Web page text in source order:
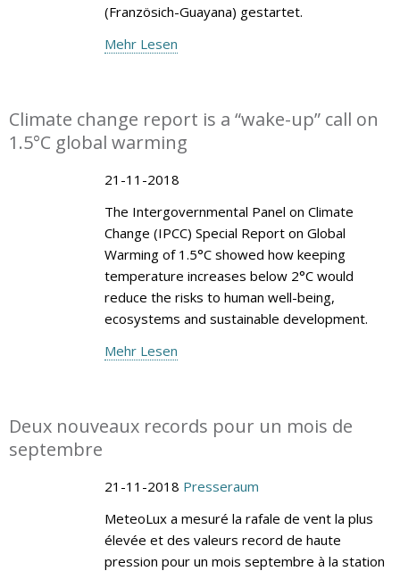
(Französich-Guayana) gestartet.
Mehr Lesen
Climate change report is a “wake-up” call on
1.5°C global warming
21-11-2018
The Intergovernmental Panel on Climate
Change (IPCC) Special Report on Global
Warming of 1.5°C showed how keeping
temperature increases below 2°C would
reduce the risks to human well-being,
ecosystems and sustainable development.
Mehr Lesen
Deux nouveaux records pour un mois de
septembre
21-11-2018 Presseraum
MeteoLux a mesuré la rafale de vent la plus
élevée et des valeurs record de haute
pression pour un mois septembre à la station